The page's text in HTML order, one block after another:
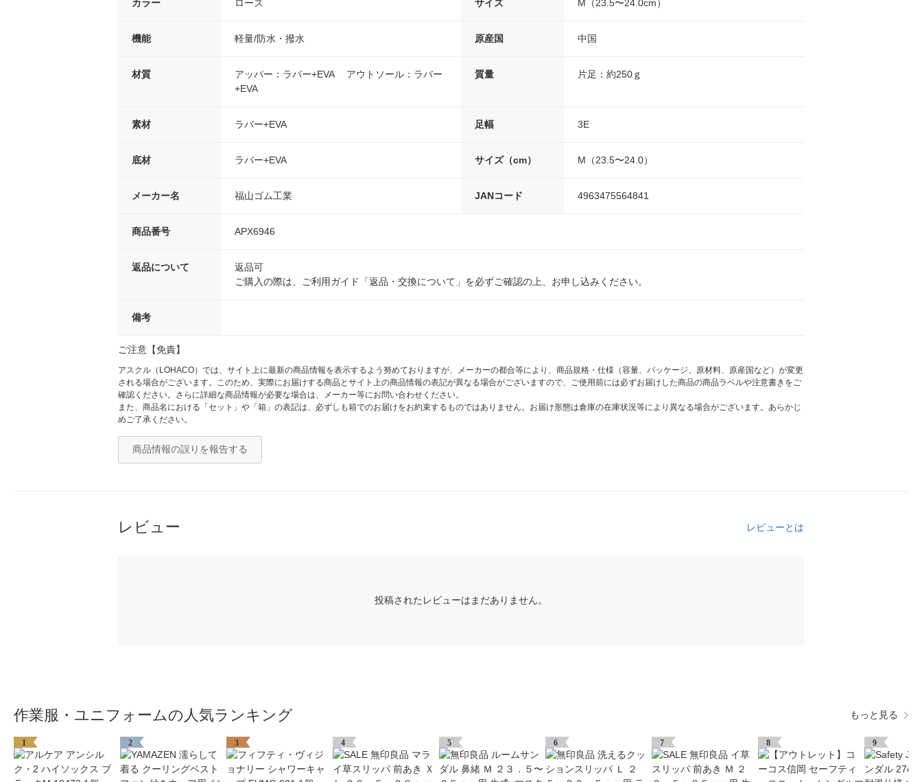
カラー ローズ サイズ M（23.5〜24.0cm）
機能 軽量/防水・撥水 原産国 中国
材質
アッパー：ラバー+EVA アウトソール：ラバー
+EVA
質量 片足：約250ｇ
素材 ラバー+EVA 足幅 3E
底材 ラバー+EVA サイズ（cm） M（23.5〜24.0）
メーカー名 福山ゴム工業 JANコード 4963475564841
商品番号 APX6946
返品について
返品可
ご購入の際は、ご利用ガイド「返品・交換について」を必ずご確認の上、お申し込みください。
備考
ご注意【免責】
アスクル（LOHACO）では、サイト上に最新の商品情報を表示するよう努めておりますが、メーカーの都合等により、商品規格・仕様（容量、パッケージ、原材料、原産国など）が変更
される場合がございます。このため、実際にお届けする商品とサイト上の商品情報の表記が異なる場合がございますので、ご使用前には必ずお届けした商品の商品ラベルや注意書きをご
確認ください。さらに詳細な商品情報が必要な場合は、メーカー等にお問い合わせください。
また、商品名における「セット」や「箱」の表記は、必ずしも箱でのお届けをお約束するものではありません。お届け形態は倉庫の在庫状況等により異なる場合がございます。あらかじ
めご了承ください。
商品情報の誤りを報告する
レビュー レビューとは
投稿されたレビューはまだありません。
作業服・ユニフォームの人気ランキング もっと見る
1 2 3 4 5 6 7 8 9